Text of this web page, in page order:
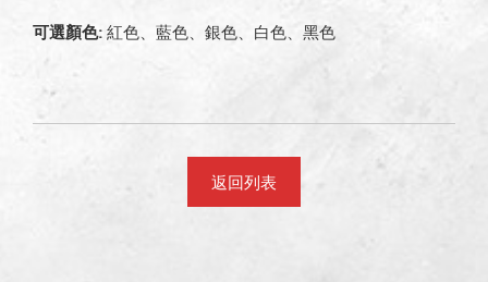
可選顏色: 紅色、藍色、銀色、白色、黑色
返回列表